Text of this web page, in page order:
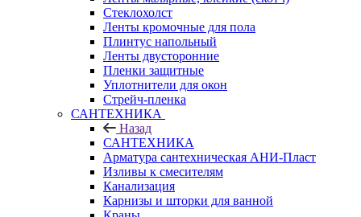
Стеклохолст
Ленты кромочные для пола
Плинтус напольный
Ленты двусторонние
Пленки защитные
Уплотнители для окон
Стрейч-пленка
САНТЕХНИКА
Назад
САНТЕХНИКА
Арматура сантехническая АНИ-Пласт
Изливы к смесителям
Канализация
Карнизы и шторки для ванной